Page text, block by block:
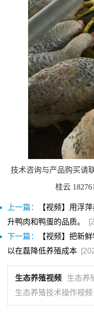
技术咨询与产品购买请
桂云
上一篇：
【视频】用浮
升鸭肉和鸭蛋的品质。
下一篇：
【视频】把新
以在磊降低养殖成本
生态养殖视频
生态养
生态养殖技术操作视频